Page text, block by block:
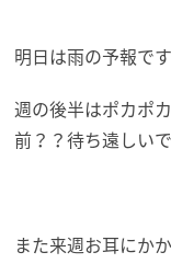
明日は雨の予報で
週の後半はポカポ
前？？待ち遠しい
また来週お耳にか